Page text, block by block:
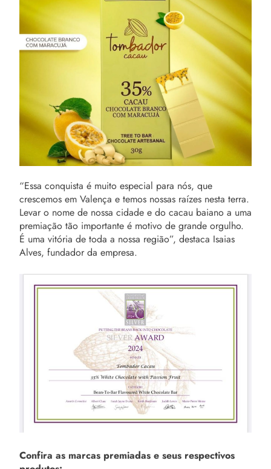
“Essa conquista é muito especial para nós, que
crescemos em Valença e temos nossas raízes nesta terra.
Levar o nome de nossa cidade e do cacau baiano a uma
premiação tão importante é motivo de grande orgulho.
É uma vitória de toda a nossa região”, destaca Isaias
Alves, fundador da empresa.
Confira as marcas premiadas e seus respectivos